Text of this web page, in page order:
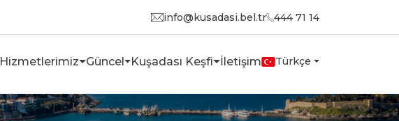
info@kusadasi.bel.tr 444 71 14
Hizmetlerimiz Güncel Kuşadası Keşfi İletişim Türkçe